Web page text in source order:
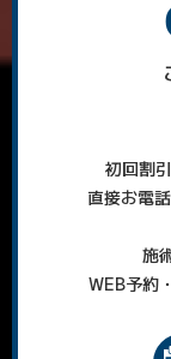
初回割
直接お電
施
WEB予約